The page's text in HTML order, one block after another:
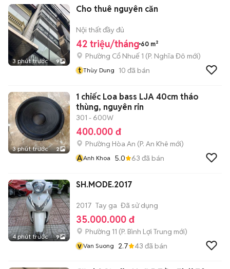
3 phút trước 9
Cho thuê nguyên căn
Nội thất đầy đủ
42 triệu/tháng 60 m²
Phường Cổ Nhuế 1 (P. Nghĩa Đô mới)
t Thùy Dung 10 đã bán
3 phút trước 2
1 chiếc Loa bass LJA 40cm tháo
thùng, nguyên rin
301 - 600W
400.000 đ
Phường Hòa An (P. An Khê mới)
AAnh Khoa 5.0 63 đã bán
4 phút trước 9
SH.MODE.2017
2017 Tay ga Đã sử dụng
35.000.000 đ
Phường 11 (P. Bình Lợi Trung mới)
v Van Suong 2.7 43 đã bán